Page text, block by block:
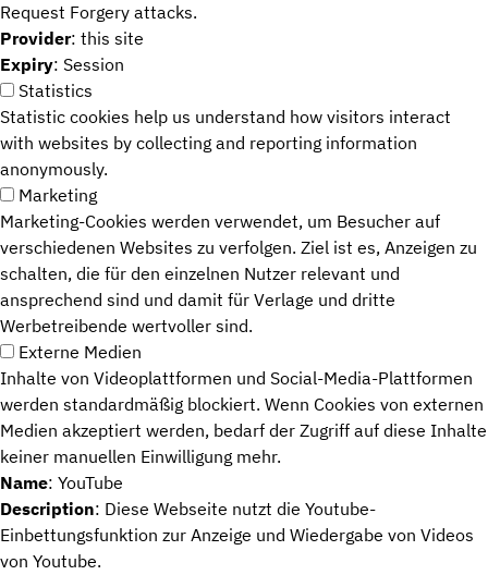
Request Forgery attacks.
Provider: this site
Expiry: Session
Statistics
Statistic cookies help us understand how visitors interact
with websites by collecting and reporting information
anonymously.
Marketing
Marketing-Cookies werden verwendet, um Besucher auf
verschiedenen Websites zu verfolgen. Ziel ist es, Anzeigen zu
schalten, die für den einzelnen Nutzer relevant und
ansprechend sind und damit für Verlage und dritte
Werbetreibende wertvoller sind.
Externe Medien
Inhalte von Videoplattformen und Social-Media-Plattformen
werden standardmäßig blockiert. Wenn Cookies von externen
Medien akzeptiert werden, bedarf der Zugriff auf diese Inhalte
keiner manuellen Einwilligung mehr.
Name: YouTube
Description: Diese Webseite nutzt die Youtube-
Einbettungsfunktion zur Anzeige und Wiedergabe von Videos
von Youtube.